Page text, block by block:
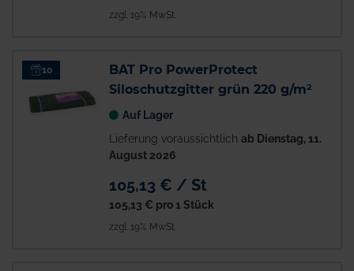
zzgl. 19% MwSt.
10
BAT Pro PowerProtect
Siloschutzgitter grün 220 g/m²
Auf Lager
Lieferung voraussichtlich ab Dienstag, 11.
August 2026
105,13 € / St
105,13 € pro 1 Stück
zzgl. 19% MwSt.